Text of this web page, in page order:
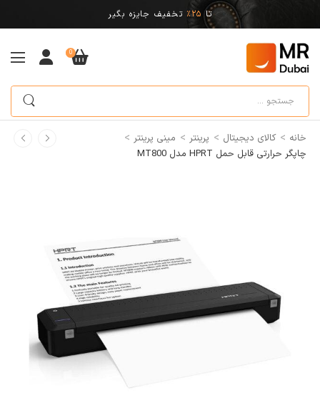
تا 25% تخفیف جایزه بگیر
0
خانه > کالای دیجیتال > پرینتر > مینی پرینتر >
چاپگر حرارتی قابل حمل HPRT مدل MT800